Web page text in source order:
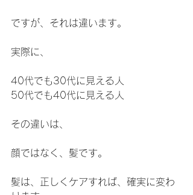
ですが、それは違います。
実際に、
40代でも30代に見える人
50代でも40代に見える人
その違いは、
顔ではなく、髪です。
髪は、正しくケアすれば、確実に変わ